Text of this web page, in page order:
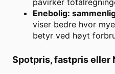
påvirker
Enebolig:
viser bedre hvor
betyr ved høyt
Spotpris, fastpris eller